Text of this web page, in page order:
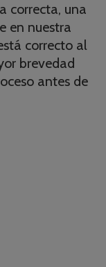
correcta, una
en nuestra
correcto al
brevedad
antes de